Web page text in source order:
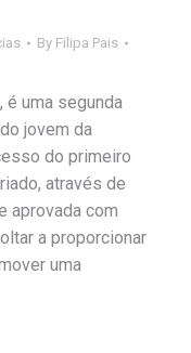
By Filipa Pais
é uma segunda
jovem da
do primeiro
através de
aprovada com
a proporcionar
uma